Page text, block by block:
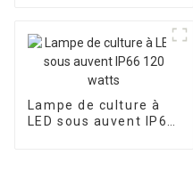
Lampe de culture à
LED sous auvent IP66